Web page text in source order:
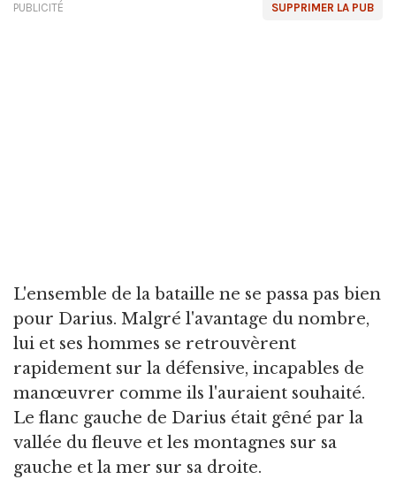
SUPPRIMER LA PUB
PUBLICITÉ
L'ensemble de la bataille ne se passa pas bien
pour Darius. Malgré l'avantage du nombre,
lui et ses hommes se retrouvèrent
rapidement sur la défensive, incapables de
manœuvrer comme ils l'auraient souhaité.
Le flanc gauche de Darius était gêné par la
vallée du fleuve et les montagnes sur sa
gauche et la mer sur sa droite.